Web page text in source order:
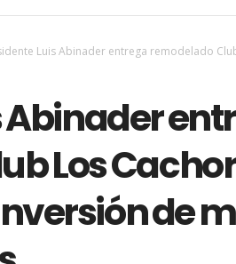
Luis Abinader entrega remodelado
Abinader
Los
de